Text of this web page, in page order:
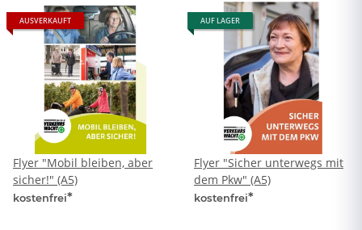
AUSVERKAUFT
Flyer "Mobil bleiben, aber
sicher!" (A5)
kostenfrei*
AUF LAGER
Flyer "Sicher unterwegs mit
dem Pkw" (A5)
kostenfrei*